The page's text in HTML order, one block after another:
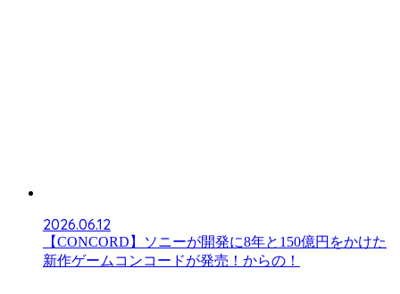
2026.06.12
【CONCORD】ソニーが開発に8年と150億円をかけた
新作ゲームコンコードが発売！からの！